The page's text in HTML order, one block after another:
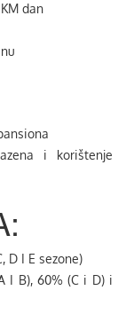
dan
i korištenje
D I E sezone)
I B), 60% (C i D) i